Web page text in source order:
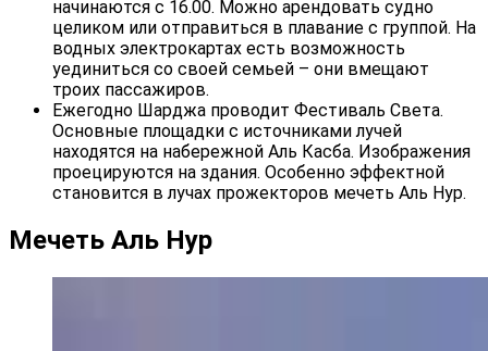
начинаются с 16.00. Можно арендовать судно
целиком или отправиться в плавание с группой. На
водных электрокартах есть возможность
уединиться со своей семьей – они вмещают
троих пассажиров.
Ежегодно Шарджа проводит Фестиваль Света.
Основные площадки с источниками лучей
находятся на набережной Аль Касба. Изображения
проецируются на здания. Особенно эффектной
становится в лучах прожекторов мечеть Аль Нур.
Мечеть Аль Нур